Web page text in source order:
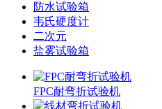
防水试验箱
韦氏硬度计
二次元
盐雾试验箱
FPC耐弯折试验机